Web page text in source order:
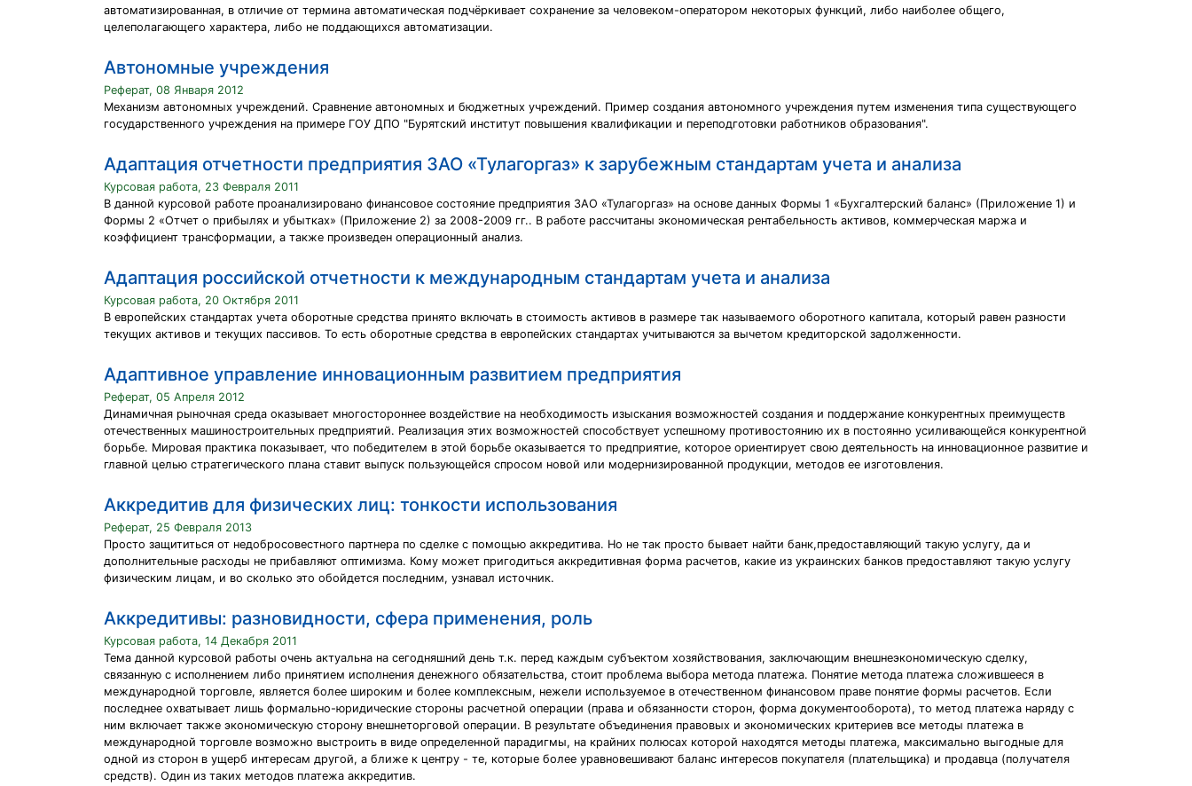
автоматизированная, в отличие от термина автоматическая подчёркивает сохранение за человеком-оператором некоторых функций, либо наиболее общего,
целеполагающего характера, либо не поддающихся автоматизации.
Автономные учреждения
Реферат, 08 Января 2012
Механизм автономных учреждений. Сравнение автономных и бюджетных учреждений. Пример создания автономного учреждения путем изменения типа существующего
государственного учреждения на примере ГОУ ДПО "Бурятский институт повышения квалификации и переподготовки работников образования".
Адаптация отчетности предприятия ЗАО «Тулагоргаз» к зарубежным стандартам учета и анализа
Курсовая работа, 23 Февраля 2011
В данной курсовой работе проанализировано финансовое состояние предприятия ЗАО «Тулагоргаз» на основе данных Формы 1 «Бухгалтерский баланс» (Приложение 1) и
Формы 2 «Отчет о прибылях и убытках» (Приложение 2) за 2008-2009 гг.. В работе рассчитаны экономическая рентабельность активов, коммерческая маржа и
коэффициент трансформации, а также произведен операционный анализ.
Адаптация российской отчетности к международным стандартам учета и анализа
Курсовая работа, 20 Октября 2011
В европейских стандартах учета оборотные средства принято включать в стоимость активов в размере так называемого оборотного капитала, который равен разности
текущих активов и текущих пассивов. То есть оборотные средства в европейских стандартах учитываются за вычетом кредиторской задолженности.
Адаптивное управление инновационным развитием предприятия
Реферат, 05 Апреля 2012
Динамичная рыночная среда оказывает многостороннее воздействие на необходимость изыскания возможностей создания и поддержание конкурентных преимуществ
отечественных машиностроительных предприятий. Реализация этих возможностей способствует успешному противостоянию их в постоянно усиливающейся конкурентной
борьбе. Мировая практика показывает, что победителем в этой борьбе оказывается то предприятие, которое ориентирует свою деятельность на инновационное развитие и
главной целью стратегического плана ставит выпуск пользующейся спросом новой или модернизированной продукции, методов ее изготовления.
Аккредитив для физических лиц: тонкости использования
Реферат, 25 Февраля 2013
Просто защититься от недобросовестного партнера по сделке с помощью аккредитива. Но не так просто бывает найти банк,предоставляющий такую услугу, да и
дополнительные расходы не прибавляют оптимизма. Кому может пригодиться аккредитивная форма расчетов, какие из украинских банков предоставляют такую услугу
физическим лицам, и во сколько это обойдется последним, узнавал источник.
Аккредитивы: разновидности, сфера применения, роль
Курсовая работа, 14 Декабря 2011
Тема данной курсовой работы очень актуальна на сегодняшний день т.к. перед каждым субъектом хозяйствования, заключающим внешнеэкономическую сделку,
связанную с исполнением либо принятием исполнения денежного обязательства, стоит проблема выбора метода платежа. Понятие метода платежа сложившееся в
международной торговле, является более широким и более комплексным, нежели используемое в отечественном финансовом праве понятие формы расчетов. Если
последнее охватывает лишь формально-юридические стороны расчетной операции (права и обязанности сторон, форма документооборота), то метод платежа наряду с
ним включает также экономическую сторону внешнеторговой операции. В результате объединения правовых и экономических критериев все методы платежа в
международной торговле возможно выстроить в виде определенной парадигмы, на крайних полюсах которой находятся методы платежа, максимально выгодные для
одной из сторон в ущерб интересам другой, а ближе к центру - те, которые более уравновешивают баланс интересов покупателя (плательщика) и продавца (получателя
средств). Один из таких методов платежа аккредитив.